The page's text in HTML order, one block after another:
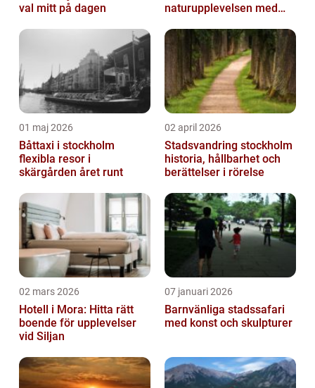
val mitt på dagen
naturupplevelsen med
01 maj 2026
Båttaxi i stockholm
flexibla resor i
skärgården året runt
02 april 2026
Stadsvandring stockholm
historia, hållbarhet och
berättelser i rörelse
02 mars 2026
Hotell i Mora: Hitta rätt
boende för upplevelser
vid Siljan
07 januari 2026
Barnvänliga stadssafari
med konst och skulpturer